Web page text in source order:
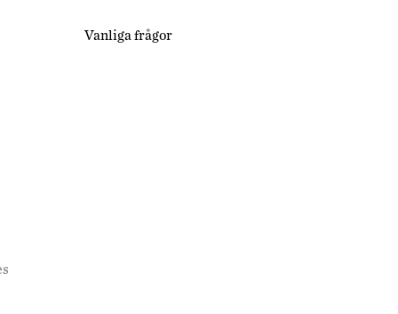
Vanliga frågor